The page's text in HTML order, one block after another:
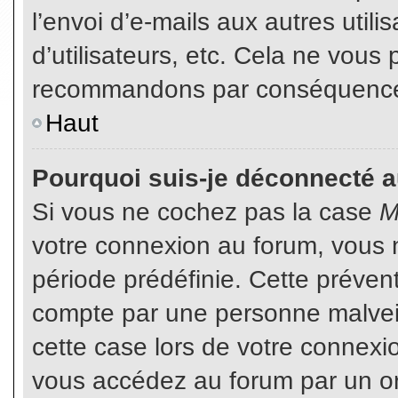
l’envoi d’e-mails aux autres
d’utilisateurs, etc. Cela ne vous
recommandons par
Haut
Pourquoi suis-je déconnecté
Si vous ne cochez pas la case
votre connexion au forum,
période prédéfinie. Cette
compte par une personne
cette case lors de votre
vous accédez au forum par un